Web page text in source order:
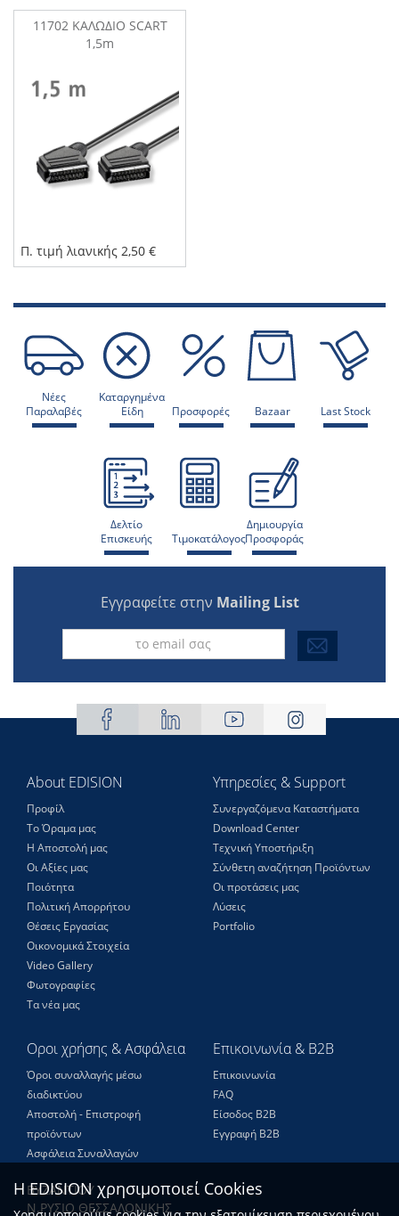
11702 ΚΑΛΩΔΙΟ SCART
1,5m
Π. τιμή λιανικής 2,50 €
Νέες
Παραλαβές
Καταργημένα
Είδη
Προσφορές Bazaar Last Stock
Δελτίο
Επισκευής
Τιμοκατάλογος
Δημιουργία
Προσφοράς
Εγγραφείτε στην Mailing List
About EDISION
Προφίλ
Το Όραμα μας
Η Αποστολή μας
Οι Αξίες μας
Ποιότητα
Πολιτική Απορρήτου
Θέσεις Eργασίας
Οικονομικά Στοιχεία
Video Gallery
Φωτογραφίες
Τα νέα μας
Υπηρεσίες & Support
Συνεργαζόμενα Καταστήματα
Download Center
Τεχνική Υποστήριξη
Σύνθετη αναζήτηση Προϊόντων
Οι προτάσεις μας
Λύσεις
Portfolio
Οροι χρήσης & Ασφάλεια
Όροι συναλλαγής μέσω
διαδικτύου
Αποστολή - Επιστροφή
προϊόντων
Ασφάλεια Συναλλαγών
Επικοινωνία & B2B
Επικοινωνία
FAQ
Είσοδος Β2Β
Εγγραφή Β2Β
ΒΥΖΑΝΤΙΟΥ
Ν.ΡΥΣΙΟ ΘΕΣΣΑΛΟΝΙΚΗΣ
Η EDISION χρησιμοποιεί Cookies